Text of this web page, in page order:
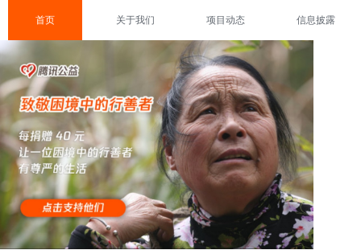
首页 关于我们 项目动态 信息披露